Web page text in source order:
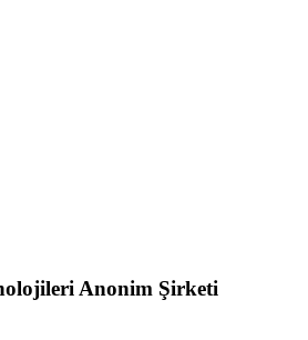
Anonim Şirketi